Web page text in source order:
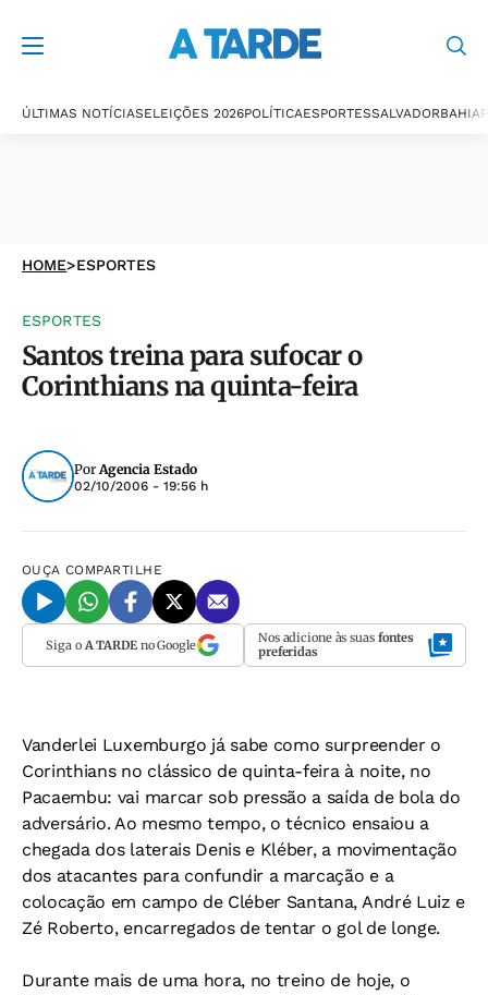
ÚLTIMAS NOTÍCIASELEIÇÕES 2026POLÍTICAESPORTESSALVADORBAHIA
HOME>ESPORTES
ESPORTES
Santos treina para sufocar o
Corinthians na quinta-feira
PorAgencia Estado
02/10/2006 - 19:56 h
OUÇA COMPARTILHE
Siga o A TARDEno Google Nos adicione às suas fontes
preferidas
Vanderlei Luxemburgo já sabe como surpreender o
Corinthians no clássico de quinta-feira à noite, no
Pacaembu: vai marcar sob pressão a saída de bola do
adversário. Ao mesmo tempo, o técnico ensaiou a
chegada dos laterais Denis e Kléber, a movimentação
dos atacantes para confundir a marcação e a
colocação em campo de Cléber Santana, André Luiz e
Zé Roberto, encarregados de tentar o gol de longe.
Durante mais de uma hora, no treino de hoje, o